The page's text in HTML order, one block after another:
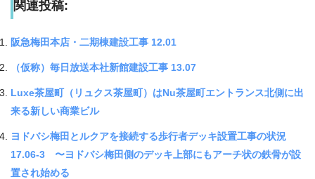
関連投稿:
阪急梅田本店・二期棟建設工事 12.01
（仮称）毎日放送本社新館建設工事 13.07
Luxe茶屋町（リュクス茶屋町）はNu茶屋町エントランス北側に出
来る新しい商業ビル
ヨドバシ梅田とルクアを接続する歩行者デッキ設置工事の状況
17.06-3 〜ヨドバシ梅田側のデッキ上部にもアーチ状の鉄骨が設
置され始める